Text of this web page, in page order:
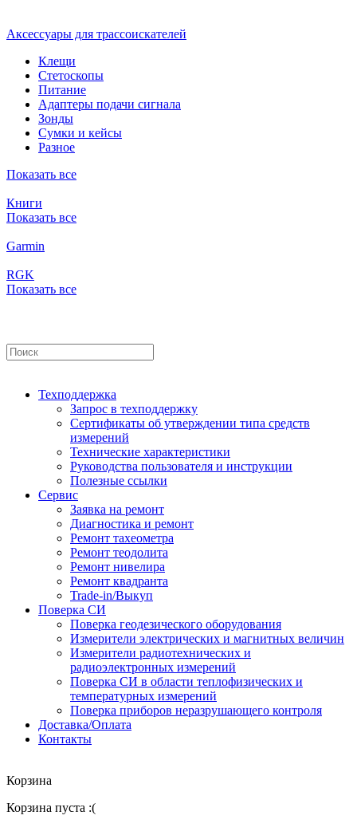
Аксессуары для трассоискателей
Клещи
Стетоскопы
Питание
Адаптеры подачи сигнала
Зонды
Сумки и кейсы
Разное
Показать все
Книги
Показать все
Garmin
RGK
Показать все
Техподдержка
Запрос в техподдержку
Сертификаты об утверждении типа средств
измерений
Технические характеристики
Руководства пользователя и инструкции
Полезные ссылки
Сервис
Заявка на ремонт
Диагностика и ремонт
Ремонт тахеометра
Ремонт теодолита
Ремонт нивелира
Ремонт квадранта
Trade-in/Выкуп
Поверка СИ
Поверка геодезического оборудования
Измерители электрических и магнитных величин
Измерители радиотехнических и
радиоэлектронных измерений
Поверка СИ в области теплофизических и
температурных измерений
Поверка приборов неразрушающего контроля
Доставка/Оплата
Контакты
Корзина
Корзина пуста :(